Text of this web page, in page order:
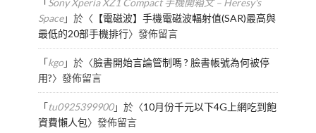
「Sony Xperia XZ1 Compact 手機開箱文 – Heresy's
Space」於〈 【電磁波】手機電磁波輻射值(SAR)最高與
最低的20部手機排行〉發佈留言
「kgo」於〈臉書開始言論管制嗎 ? 臉書帳號為何被停
用?〉發佈留言
「tu0925399900」於〈10月份千元以下4G上網吃到飽
資費懶人包〉發佈留言